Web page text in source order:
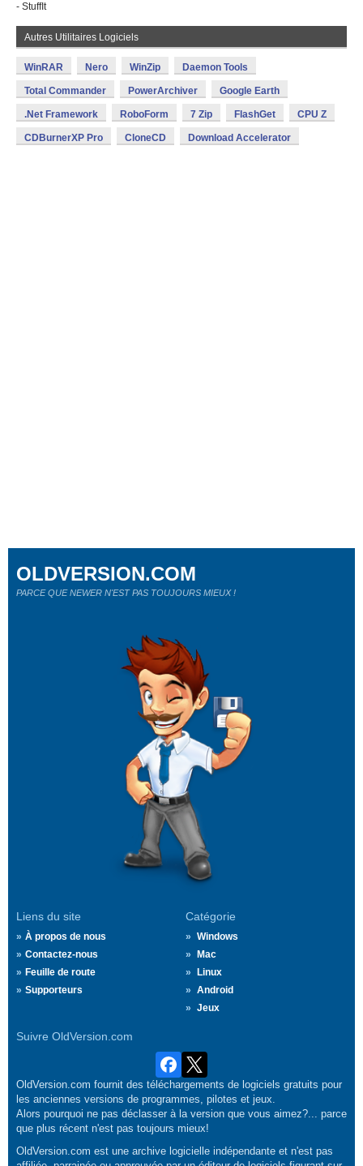
- StuffIt
Autres Utilitaires Logiciels
WinRAR Nero WinZip Daemon Tools
Total Commander PowerArchiver Google Earth
.Net Framework RoboForm 7 Zip FlashGet CPU Z
CDBurnerXP Pro CloneCD Download Accelerator
Liens du site
À propos de nous
Contactez-nous
Feuille de route
Supporteurs
Catégorie
Windows
Mac
Linux
Android
Jeux
Suivre OldVersion.com
OLDVERSION.COM
PARCE QUE NEWER N'EST PAS TOUJOURS MIEUX !
OldVersion.com fournit des téléchargements de logiciels gratuits pour
les anciennes versions de programmes, pilotes et jeux.
Alors pourquoi ne pas déclasser à la version que vous aimez?... parce
que plus récent n'est pas toujours mieux!
OldVersion.com est une archive logicielle indépendante et n'est pas